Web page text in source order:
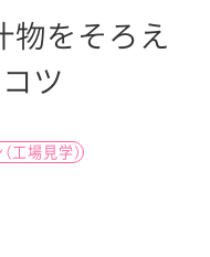
物をそろえ
ツ
工場見学）